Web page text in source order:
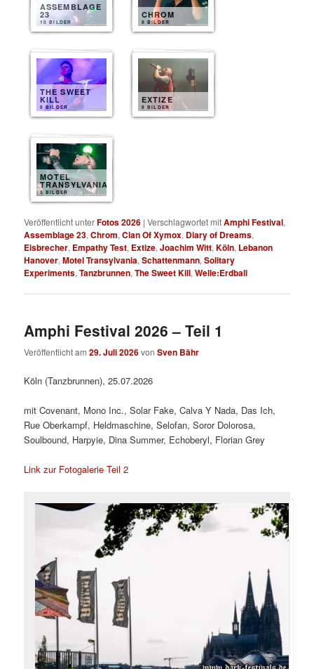
ASSEMBLAGE
23
10 BILDER
CHROM
8 BILDER
THE SWEET
KILL
8 BILDER
EXTIZE
8 BILDER
MOTEL
TRANSYLVANIA
8 BILDER
Veröffentlicht unterFotos 2026 |Verschlagwortet mitAmphi Festival,
Assemblage 23,Chrom,Clan Of Xymox, Diary of Dreams,
Eisbrecher, Empathy Test, Extize,Joachim Witt,Köln, Lebanon
Hanover,Motel Transylvania,Schattenmann,Solitary
Experiments,Tanzbrunnen,The Sweet Kill,Welle:Erdball
Amphi Festival 2026 – Teil 1
Veröffentlicht am29. Juli 2026vonSven Bähr
Köln (Tanzbrunnen), 25.07.2026
mit Covenant, Mono Inc., Solar Fake, Calva Y Nada, Das Ich,
Rue Oberkampf, Heldmaschine, Selofan, Soror Dolorosa,
Soulbound, Harpyie, Dina Summer, Echoberyl, Florian Grey
Link zur Fotogalerie Teil 2